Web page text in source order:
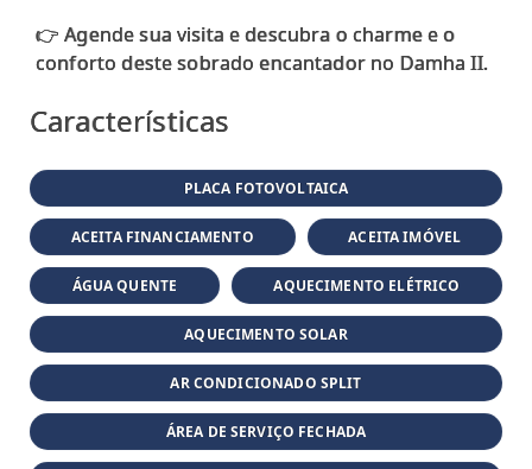
👉 Agende sua visita e descubra o charme e o
conforto deste sobrado encantador no Damha II.
Características
PLACA FOTOVOLTAICA
ACEITA FINANCIAMENTO ACEITA IMÓVEL
ÁGUA QUENTE AQUECIMENTO ELÉTRICO
AQUECIMENTO SOLAR
AR CONDICIONADO SPLIT
ÁREA DE SERVIÇO FECHADA